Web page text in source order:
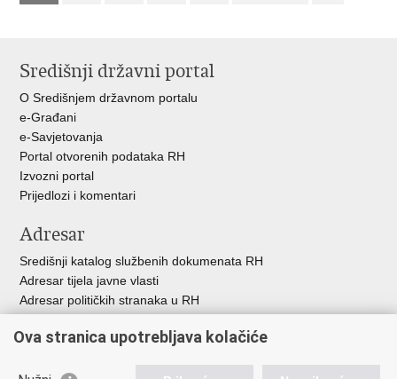
Središnji državni portal
O Središnjem državnom portalu
e-Građani
e-Savjetovanja
Portal otvorenih podataka RH
Izvozni portal
Prijedlozi i komentari
Adresar
Središnji katalog službenih dokumenata RH
Adresar tijela javne vlasti
Adresar političkih stranaka u RH
Besplatni telefoni javne uprave
Ova stranica upotrebljava kolačiće